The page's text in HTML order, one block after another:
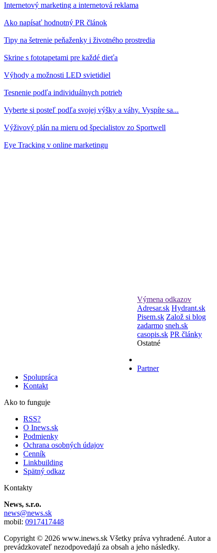
Internetový marketing a internetová reklama
Ako napísať hodnotný PR článok
Tipy na šetrenie peňaženky i životného prostredia
Skrine s fototapetami pre každé dieťa
Výhody a možnosti LED svietidiel
Tesnenie podľa individuálnych potrieb
Vyberte si posteľ podľa svojej výšky a váhy. Vyspíte sa...
Výživový plán na mieru od špecialistov zo Sportwell
Eye Tracking v online marketingu
Výmena odkazov
Adresar.sk Hydrant.sk
Pisem.sk Založ si blog
zadarmo sneh.sk
casopis.sk PR články
Ostatné
Partner
Spolupráca
Kontakt
Ako to funguje
RSS?
O Inews.sk
Podmienky
Ochrana osobných údajov
Cenník
Linkbuilding
Spätný odkaz
Kontakty
News, s.r.o.
news@news.sk
mobil: 0917417448
Copyright © 2026 www.inews.sk Všetky práva vyhradené. Autor a
prevádzkovateľ nezodpovedajú za obsah a jeho následky.